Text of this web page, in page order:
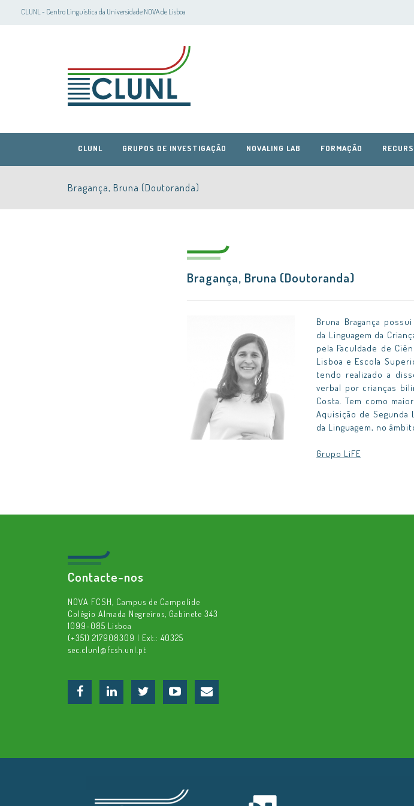
CLUNL - Centro Linguística da Universidade NOVA de Lisboa
CLUNL
CLUNL GRUPOS DE INVESTIGAÇÃO NOVALING LAB FORMAÇÃO
Bragança, Bruna (Doutoranda)
Bragança, Bruna (Doutoranda)
Bruna Bragança
da Linguagem da
pela Faculdade de
Lisboa e Escola
tendo realizado a
verbal por crianças
Costa. Tem como
Aquisição de Segunda
da Linguagem, no
Grupo LiFE
Contacte-nos
NOVA FCSH, Campus de Campolide
Colégio Almada Negreiros, Gabinete 343
1099-085 Lisboa
(+351) 217908309 | Ext.: 40325
sec.clunl@fcsh.unl.pt